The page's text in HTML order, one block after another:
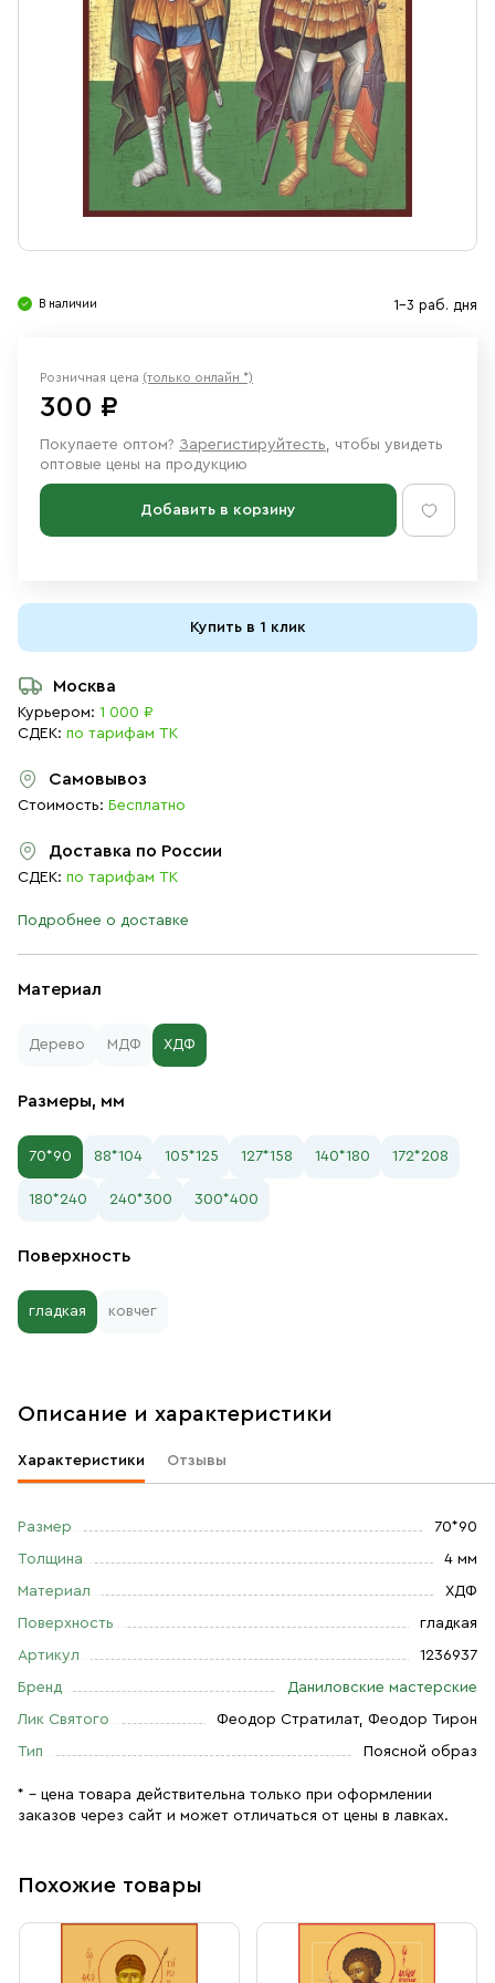
Ювелирные изделия
В наличии 1-3 раб. дня
Материал
Дерево МДФ ХДФ
Размеры, мм
70*90 88*104 105*125 127*158 140*180 172*208
180*240 240*300 300*400
Поверхность
гладкая ковчег
Розничная цена (только онлайн *)
300 ₽
Покупаете оптом? Зарегистируйтесть, чтобы увидеть
оптовые цены на продукцию
Добавить в корзину
Купить в 1 клик
Москва
Курьером: 1 000 ₽
СДЕК: по тарифам ТК
Самовывоз
Стоимость: Бесплатно
Доставка по России
СДЕК: по тарифам ТК
Подробнее о доставке
Описание и характеристики
Характеристики Отзывы
Размер 70*90
Толщина 4 мм
Материал ХДФ
Поверхность гладкая
Артикул 1236937
Бренд Даниловские мастерские
Лик Святого Феодор Стратилат, Феодор Тирон
Тип Поясной образ
* – цена товара действительна только при оформлении
заказов через сайт и может отличаться от цены в лавках.
Похожие товары